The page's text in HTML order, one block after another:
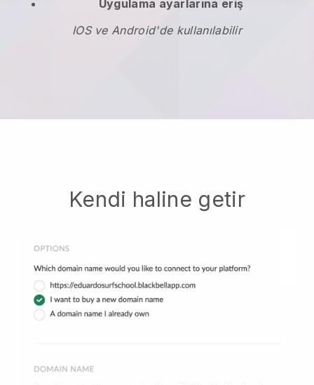
Uygulama ayarlarına eriş
IOS ve Android'de kullanılabilir
Kendi haline getir